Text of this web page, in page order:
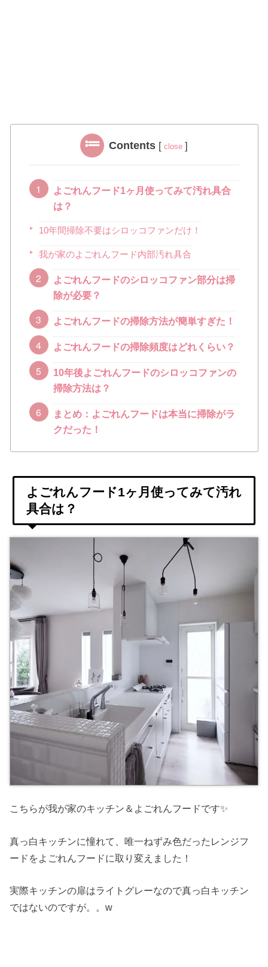
Contents [ close ]
よごれんフード1ヶ月使ってみて汚れ具合
は？
10年間掃除不要はシロッコファンだけ！
我が家のよごれんフード内部汚れ具合
よごれんフードのシロッコファン部分は掃
除が必要？
よごれんフードの掃除方法が簡単すぎた！
よごれんフードの掃除頻度はどれくらい？
10年後よごれんフードのシロッコファンの
掃除方法は？
まとめ：よごれんフードは本当に掃除がラ
クだった！
よごれんフード1ヶ月使ってみて汚れ
具合は？
こちらが我が家のキッチン＆よごれんフードです✨
真っ白キッチンに憧れて、唯一ねずみ色だったレンジフ
ードをよごれんフードに取り変えました！
実際キッチンの扉はライトグレーなので真っ白キッチン
ではないのですが。。w